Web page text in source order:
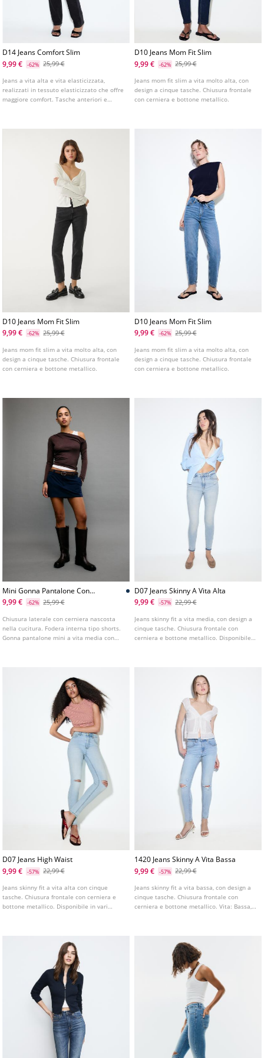
D14 Jeans Comfort Slim
9,99 €
-62% 25,99 €
Jeans a vita alta e vita elasticizzata,
realizzati in tessuto elasticizzato che offre
maggiore comfort. Tasche anteriori e
Disponibile in vari colori.
D10 Jeans Mom Fit Slim
9,99 €
-62% 25,99 €
Jeans mom fit slim a vita molto alta, con
design a cinque tasche. Chiusura frontale
con cerniera e bottone metallico.
D10 Jeans Mom Fit Slim
9,99 €
-62% 25,99 €
Jeans mom fit slim a vita molto alta, con
design a cinque tasche. Chiusura frontale
con cerniera e bottone metallico.
D10 Jeans Mom Fit Slim
9,99 €
-62% 25,99 €
Jeans mom fit slim a vita molto alta, con
design a cinque tasche. Chiusura frontale
con cerniera e bottone metallico.
Mini Gonna Pantalone Con
Cintura L01294686
9,99 € -62% 25,99 €
Chiusura laterale con cerniera nascosta
nella cucitura. Fodera interna tipo shorts.
Gonna pantalone mini a vita media con
D07 Jeans Skinny A Vita Alta
9,99 €
-57% 22,99 €
Jeans skinny fit a vita media, con design a
cinque tasche. Chiusura frontale con
cerniera e bottone metallico. Disponibile
D07 Jeans High Waist
9,99 €
-57% 22,99 €
Jeans skinny fit a vita alta con cinque
tasche. Chiusura frontale con cerniera e
bottone metallico. Disponibile in vari
1420 Jeans Skinny A Vita Bassa
9,99 €
-57% 22,99 €
Jeans skinny fit a vita bassa, con design a
cinque tasche. Chiusura frontale con
cerniera e bottone metallico. Vita: Bassa,